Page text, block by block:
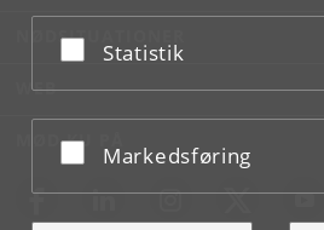
underCookie- og privatlivspolitik
bunden af hver side.
Acceptér eller afslå
Statistik
Acceptér eller afslå
Markedsføring
NØDSITUATIONER
WEB
MØD KU PÅ